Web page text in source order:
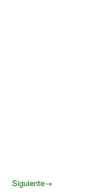
Siguiente→